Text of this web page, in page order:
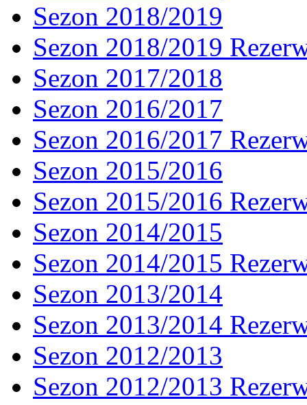
Sezon 2018/2019
Sezon 2018/2019
Sezon 2017/2018
Sezon 2016/2017
Sezon 2016/2017
Sezon 2015/2016
Sezon 2015/2016
Sezon 2014/2015
Sezon 2014/2015
Sezon 2013/2014
Sezon 2013/2014
Sezon 2012/2013
Sezon 2012/2013